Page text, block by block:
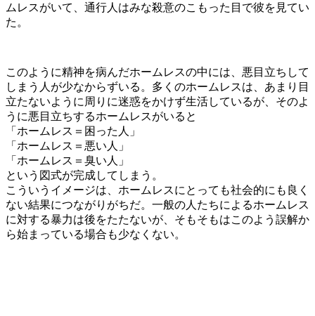
ムレスがいて、通行人はみな殺意のこもった目で彼を見てい
た。
このように精神を病んだホームレスの中には、悪目立ちして
しまう人が少なからずいる。多くのホームレスは、あまり目
立たないように周りに迷惑をかけず生活しているが、そのよ
うに悪目立ちするホームレスがいると
「ホームレス＝困った人」
「ホームレス＝悪い人」
「ホームレス＝臭い人」
という図式が完成してしまう。
こういうイメージは、ホームレスにとっても社会的にも良く
ない結果につながりがちだ。一般の人たちによるホームレス
に対する暴力は後をたたないが、そもそもはこのよう誤解か
ら始まっている場合も少なくない。